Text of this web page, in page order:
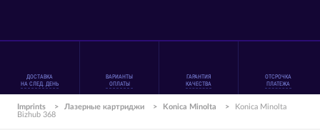
ДОСТАВКА
НА СЛЕД. ДЕНЬ
ВАРИАНТЫ
ОПЛАТЫ
ГАРАНТИЯ
КАЧЕСТВА
ОТСРОЧКА
ПЛАТЕЖА
Imprints > Лазерные картриджи > Konica Minolta >
Konica Minolta
Bizhub 368